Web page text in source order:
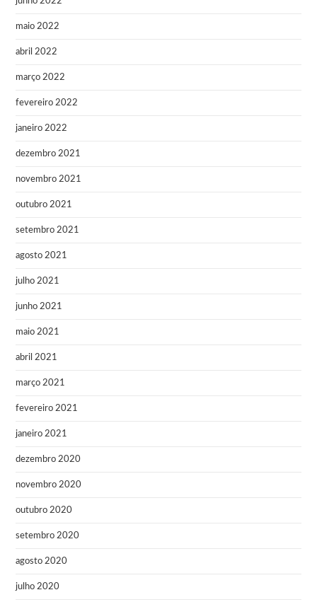
maio 2022
abril 2022
março 2022
fevereiro 2022
janeiro 2022
dezembro 2021
novembro 2021
outubro 2021
setembro 2021
agosto 2021
julho 2021
junho 2021
maio 2021
abril 2021
março 2021
fevereiro 2021
janeiro 2021
dezembro 2020
novembro 2020
outubro 2020
setembro 2020
agosto 2020
julho 2020